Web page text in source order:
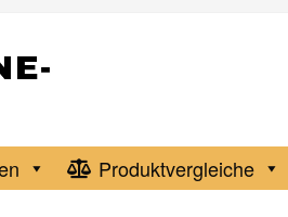
Produktvergleiche